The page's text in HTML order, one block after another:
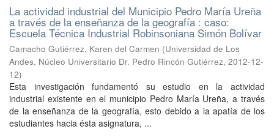
La actividad industrial del Municipio Pedro María Ureña
a través de la enseñanza de la geografía : caso:
Escuela Técnica Industrial Robinsoniana Simón Bolívar
Camacho Gutiérrez, Karen del Carmen (Universidad de Los
Andes, Núcleo Universitario Dr. Pedro Rincón Gutiérrez, 2012-12-
12)
Esta investigación fundamentó su estudio en la actividad
industrial existente en el municipio Pedro María Ureña, a través
de la enseñanza de la geografía, esto debido a la apatía de los
estudiantes hacia ésta asignatura, ...